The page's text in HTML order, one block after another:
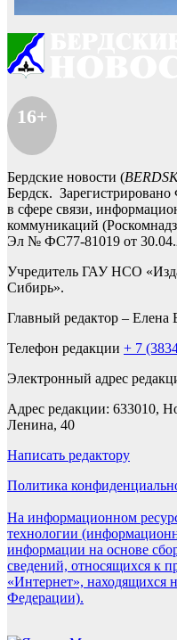
16+
Бердские новости (
Бердск.
в сфере связи,
коммуникаций
Эл № ФС77-81019 от
Учредитель ГАУ НСО
Сибирь».
Главный редактор –
Телефон редакции + 7
Электронный адрес
Адрес редакции: 633010,
Ленина, 40
Написать редактору
Политика
На информационном
технологии
информации на основе
сведений, относящихся к
«Интернет», находящихся
Федерации).